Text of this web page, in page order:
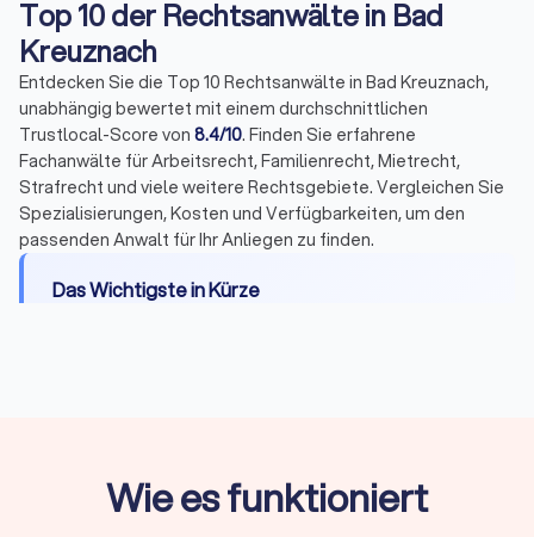
Top 10 der Rechtsanwälte in Bad
Kreuznach
Entdecken Sie die Top 10 Rechtsanwälte in Bad Kreuznach,
unabhängig bewertet mit einem durchschnittlichen
Trustlocal-Score von 8.4/10. Finden Sie erfahrene
Fachanwälte für Arbeitsrecht, Familienrecht, Mietrecht,
Strafrecht und viele weitere Rechtsgebiete. Vergleichen Sie
Spezialisierungen, Kosten und Verfügbarkeiten, um den
passenden Anwalt für Ihr Anliegen zu finden.
Das Wichtigste in Kürze
kostenlos
Wie es funktioniert